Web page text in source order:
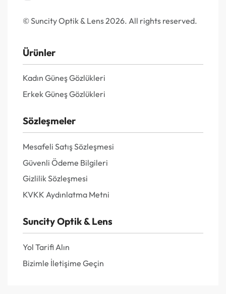
© Suncity Optik & Lens 2026. All rights reserved.
Ürünler
Kadın Güneş Gözlükleri
Erkek Güneş Gözlükleri
Sözleşmeler
Mesafeli Satış Sözleşmesi
Güvenli Ödeme Bilgileri
Gizlilik Sözleşmesi
KVKK Aydınlatma Metni
Suncity Optik & Lens
Yol Tarifi Alın
Bizimle İletişime Geçin